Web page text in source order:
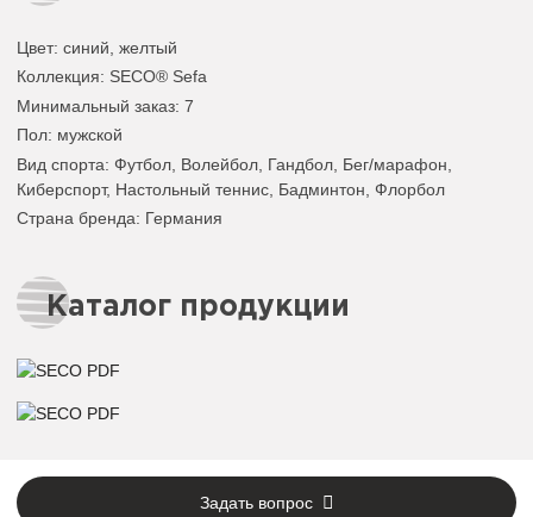
Цвет: синий желтый
Коллекция: SECO® Sefa
Минимальный заказ: 7
Пол: мужской
Вид спорта: Футбол, Волейбол, Гандбол, Бег/марафон,
Киберспорт, Настольный теннис, Бадминтон, Флорбол
Страна бренда: Германия
Каталог продукции
Задать вопрос